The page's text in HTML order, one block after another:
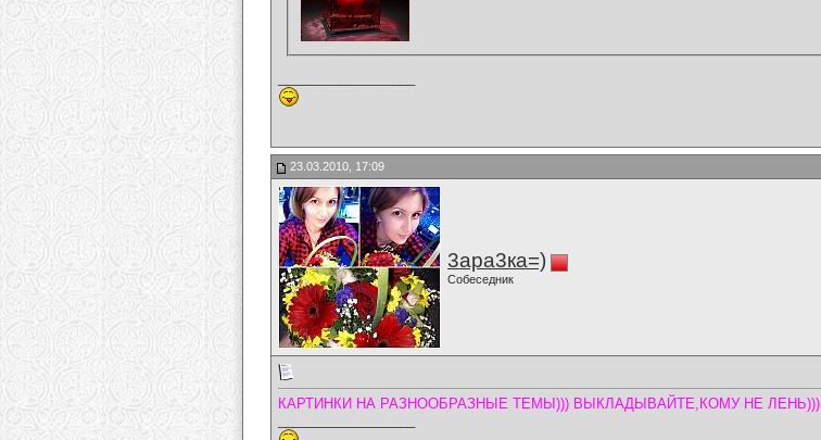
23.03.2010, 17:09
3ара3ка=)
Собеседник
КАРТИНКИ НА РАЗНООБРАЗНЫЕ ТЕМЫ))) ВЫКЛАДЫВАЙТЕ,КОМУ НЕ ЛЕНЬ)))